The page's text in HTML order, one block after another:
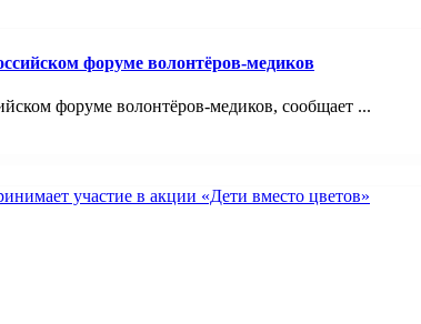
форуме волонтёров-медиков
форуме волонтёров-медиков, сообщает ...